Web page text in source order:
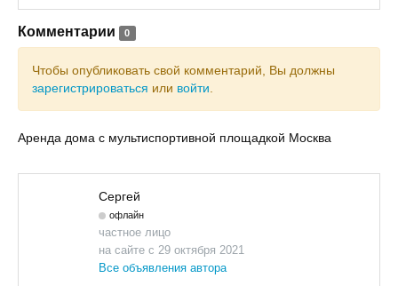
Комментарии 0
Чтобы опубликовать свой комментарий, Вы должны
зарегистрироваться или войти
Аренда дома с мультиспортивной площадкой Москва
Сергей
офлайн
частное лицо
на сайте с 29 октября 2021
Все объявления автора